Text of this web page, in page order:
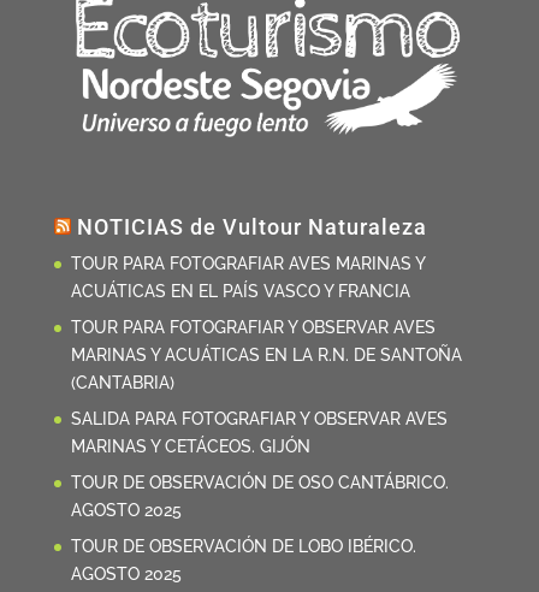
NOTICIAS de Vultour Naturaleza
TOUR PARA FOTOGRAFIAR AVES MARINAS Y
ACUÁTICAS EN EL PAÍS VASCO Y FRANCIA
TOUR PARA FOTOGRAFIAR Y OBSERVAR AVES
MARINAS Y ACUÁTICAS EN LA R.N. DE SANTOÑA
(CANTABRIA)
SALIDA PARA FOTOGRAFIAR Y OBSERVAR AVES
MARINAS Y CETÁCEOS. GIJÓN
TOUR DE OBSERVACIÓN DE OSO CANTÁBRICO.
AGOSTO 2025
TOUR DE OBSERVACIÓN DE LOBO IBÉRICO.
AGOSTO 2025